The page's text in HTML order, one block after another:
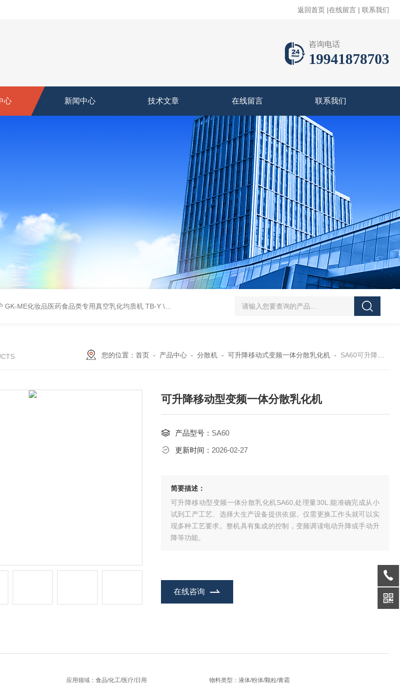
返回首页 |在线留言 | 联系我们
咨询电话
19941878703
心 新闻中心 技术文章 在线留言 联系我们
GK-ME化妆品医药食品类专用真空乳化均质机 TB-Y \TB-SSID全自动圆瓶罐贴标机 SJMFSID/希德 鸡骨泥湿法粉碎胶体磨 超细粉
您的位置： 首页- 产品中心- 分散机- 可升降移动式变频一体分散乳化机- SA60可升降移动型变频一体分散乳化机
可升降移动型变频一体分散乳化机
产品型号： SA60
更新时间： 2026-02-27
简要描述：
可升降移动型变频一体分散乳化机SA60,处理量30L.能准确完成从小
试到工产工艺、选择大生产设备提供依据。仅需更换工作头就可以实
现多种工艺要求。整机具有集成的控制，变频调读电动升降或手动升
降等功能。
在线咨询
应用领域：食品/化工/医疗/日用
物料类型：液体/粉体/颗粒/膏霜